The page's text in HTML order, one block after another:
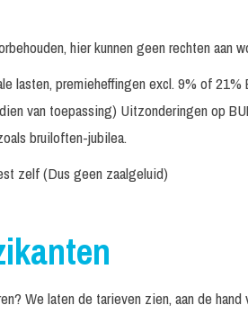
Excl. techniek /
minuten Excl. techniek /
hier kunnen geen rechten aan
lasten, premieheffingen excl. 9% of 21%
van toepassing) Uitzonderingen op
bruiloften-jubilea.
zelf (Dus geen zaalgeluid)
We laten de tarieven zien, aan de